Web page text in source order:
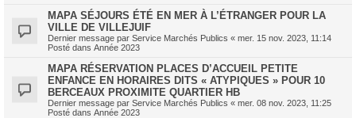
MAPA SÉJOURS ÉTÉ EN MER À L’ÉTRANGER POUR LA
VILLE DE VILLEJUIF
Dernier message par Service Marchés Publics « mer. 15 nov. 2023, 11:14
Posté dans Année 2023
MAPA RÉSERVATION PLACES D’ACCUEIL PETITE
ENFANCE EN HORAIRES DITS « ATYPIQUES » POUR 10
BERCEAUX PROXIMITE QUARTIER HB
Dernier message par Service Marchés Publics « mer. 08 nov. 2023, 11:25
Posté dans Année 2023